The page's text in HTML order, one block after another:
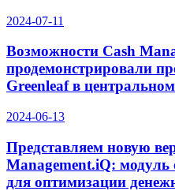
2024-07-11
Возможности Cash
продемонстрировали
Greenleaf в
2024-06-13
Представляем новую
Management.iQ: модуль
для оптимизации